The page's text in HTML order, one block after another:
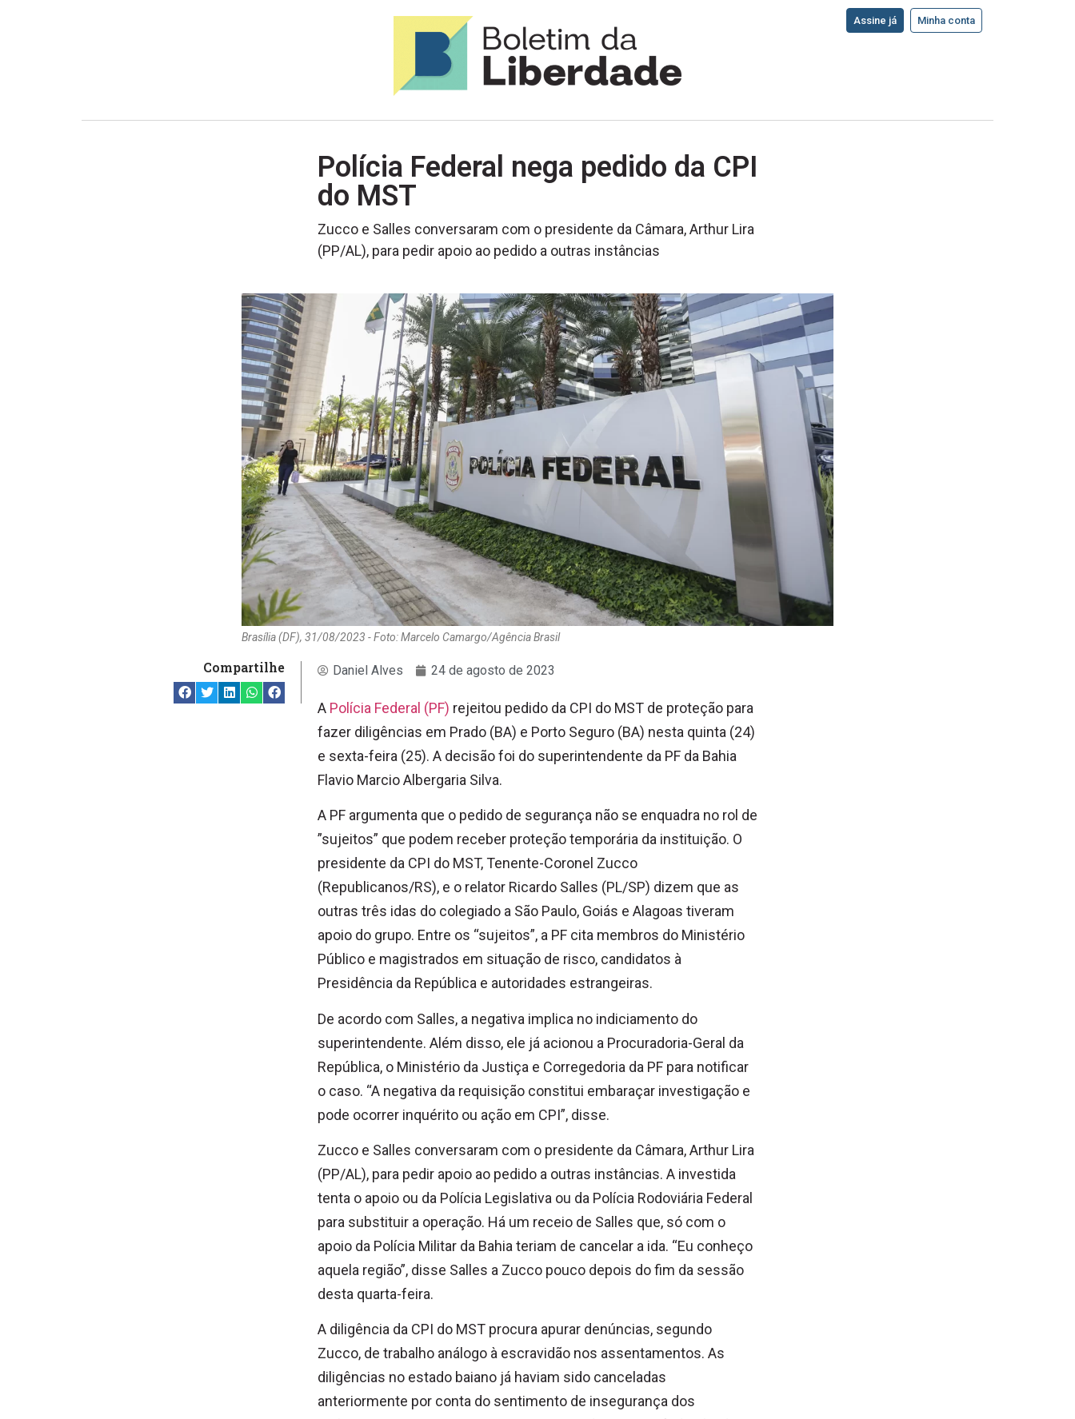
Assine já Minha conta
Polícia Federal nega pedido da CPI
do MST
Zucco e Salles conversaram com o presidente da Câmara, Arthur Lira
(PP/AL), para pedir apoio ao pedido a outras instâncias
Brasília (DF), 31/08/2023 - Foto: Marcelo Camargo/Agência Brasil
Compartilhe Daniel Alves 24 de agosto de 2023
A Polícia Federal (PF) rejeitou pedido da CPI do MST de proteção para
fazer diligências em Prado (BA) e Porto Seguro (BA) nesta quinta (24)
e sexta-feira (25). A decisão foi do superintendente da PF da Bahia
Flavio Marcio Albergaria Silva.
A PF argumenta que o pedido de segurança não se enquadra no rol de
”sujeitos” que podem receber proteção temporária da instituição. O
presidente da CPI do MST, Tenente-Coronel Zucco
(Republicanos/RS), e o relator Ricardo Salles (PL/SP) dizem que as
outras três idas do colegiado a São Paulo, Goiás e Alagoas tiveram
apoio do grupo. Entre os “sujeitos”, a PF cita membros do Ministério
Público e magistrados em situação de risco, candidatos à
Presidência da República e autoridades estrangeiras.
De acordo com Salles, a negativa implica no indiciamento do
superintendente. Além disso, ele já acionou a Procuradoria-Geral da
República, o Ministério da Justiça e Corregedoria da PF para notificar
o caso. “A negativa da requisição constitui embaraçar investigação e
pode ocorrer inquérito ou ação em CPI”, disse.
Zucco e Salles conversaram com o presidente da Câmara, Arthur Lira
(PP/AL), para pedir apoio ao pedido a outras instâncias. A investida
tenta o apoio ou da Polícia Legislativa ou da Polícia Rodoviária Federal
para substituir a operação. Há um receio de Salles que, só com o
apoio da Polícia Militar da Bahia teriam de cancelar a ida. “Eu conheço
aquela região”, disse Salles a Zucco pouco depois do fim da sessão
desta quarta-feira.
A diligência da CPI do MST procura apurar denúncias, segundo
Zucco, de trabalho análogo à escravidão nos assentamentos. As
diligências no estado baiano já haviam sido canceladas
anteriormente por conta do sentimento de insegurança dos